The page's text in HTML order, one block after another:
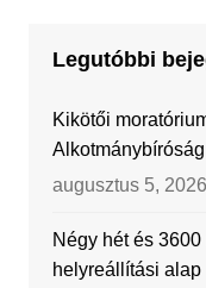
Legutóbbi
Kikötői
augusztus 5, 2026
Négy hét és
helyreállítási alap